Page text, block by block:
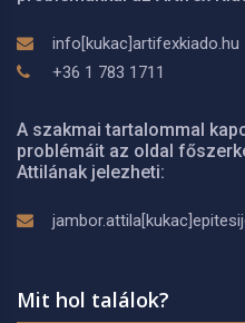
info[kukac]artifexkiado.hu
+36 1 783 1711
A szakmai tartalommal
problémáit az oldal
Attilának jelezheti:
Mit hol találok?